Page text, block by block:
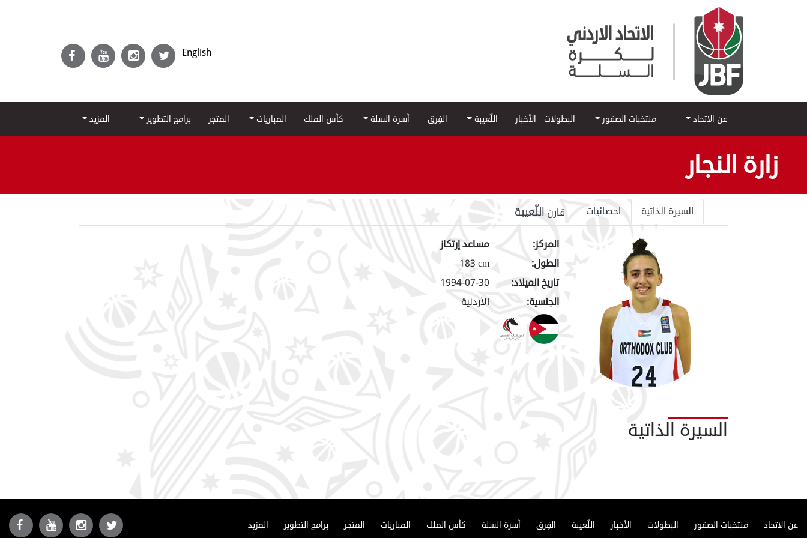
English
عن الاتحاد منتخبات الصقور البطولات الأخبار اللّعيبة الفِرق أسرة السلة كأس الملك المباريات المتجر برامج التطوير المزيد
زارة النجار
السيرة الذاتية احصائيات قارن اللّعيبة
المركز:
مساعد إرتكاز
الطول:
183 cm
تاريخ الميلاد:
1994-07-30
الجنسية:
الأردنية
السيرة الذاتية
عن الاتحاد منتخبات الصقور البطولات الأخبار اللّعيبة الفِرق أسرة السلة كأس الملك المباريات المتجر برامج التطوير المزيد